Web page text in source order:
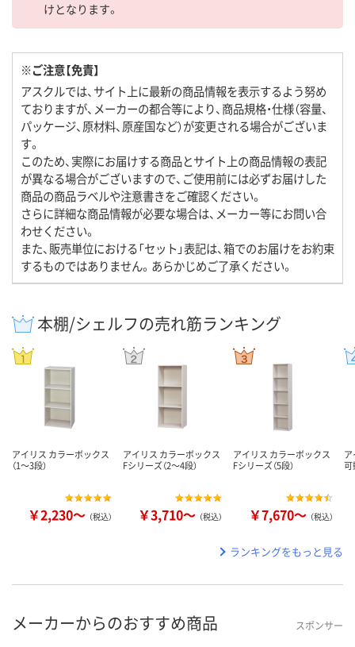
けとなります。
※ご注意【免責】
アスクルでは、サイト上に最新の商品情報を表示するよう努め
ておりますが、メーカーの都合等により、商品規格・仕様（容量、
パッケージ、原材料、原産国など）が変更される場合がございま
す。
このため、実際にお届けする商品とサイト上の商品情報の表記
が異なる場合がございますので、ご使用前には必ずお届けした
商品の商品ラベルや注意書きをご確認ください。
さらに詳細な商品情報が必要な場合は、メーカー等にお問い合
わせください。
また、販売単位における「セット」表記は、箱でのお届けをお約束
するものではありません。あらかじめご了承ください。
本棚/シェルフの売れ筋ランキング
アイリス カラーボックス
（1～3段）
￥2,230～ （税込）
アイリス カラーボックス
Fシリーズ（2～4段）
￥3,710～ （税込）
アイリス カラーボックス
Fシリーズ（5段）
￥7,670～ （税込）
可
ランキングをもっと見る
メーカーからのおすすめ商品 スポンサー